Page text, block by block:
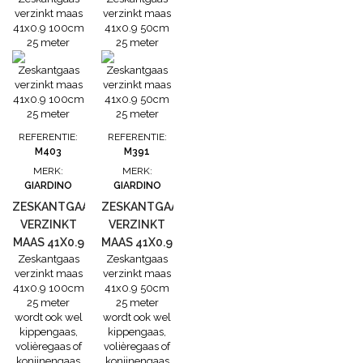
draaddikte: 0,7
mm Hoogte:
100 cm
lengte: 2.5 m •
Dit vlechtwerk
heeft ter
versteviging
dubbele...
REFERENTIE:
M403
MERK:
GIARDINO
ZESKANTGAAS
VERZINKT
MAAS 41X0.9
100CM 25
METER
Zeskantgaas
verzinkt maas
41x0.9 100cm
25 meter
wordt ook wel
kippengaas,
volièregaas of
REFERENTIE:
M391
MERK:
GIARDINO
ZESKANTGAAS
VERZINKT
MAAS 41X0.9
50CM 25
METER
Zeskantgaas
verzinkt maas
41x0.9 50cm
25 meter
wordt ook wel
kippengaas,
volièregaas of